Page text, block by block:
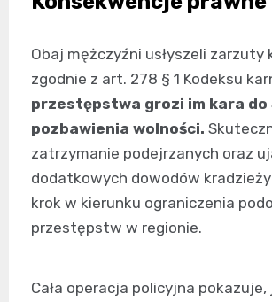
Obaj mężczyźni usłyszeli zarzuty
zgodnie z art. 278 § 1 Kodeksu
przestępstwa grozi im kara do
pozbawienia wolności.
zatrzymanie podejrzanych oraz
dodatkowych dowodów
krok w kierunku ograniczenia
przestępstw w regionie.
Cała operacja policyjna